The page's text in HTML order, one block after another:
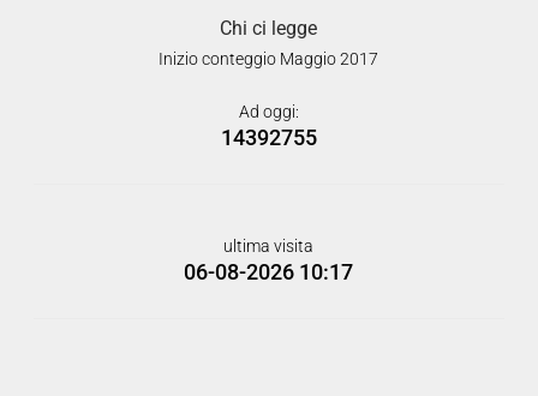
Chi ci legge
Inizio conteggio Maggio 2017
Ad oggi:
14392755
ultima visita
06-08-2026 10:17